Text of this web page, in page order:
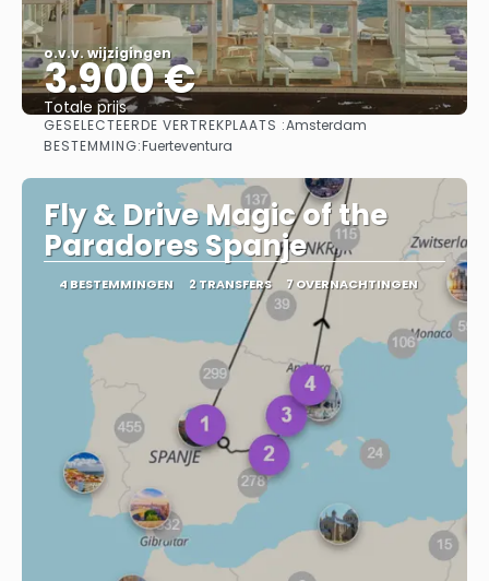
o.v.v. wijzigingen
3.900 €
Totale prijs
Bekijk
GESELECTEERDE VERTREKPLAATS :Amsterdam
BESTEMMING:Fuerteventura
Fly & Drive Magic of the
Paradores Spanje
4 BESTEMMINGEN 2 TRANSFERS 7 OVERNACHTINGEN